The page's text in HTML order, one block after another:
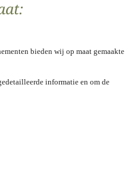
bieden wij op maat gemaakte
informatie en om de